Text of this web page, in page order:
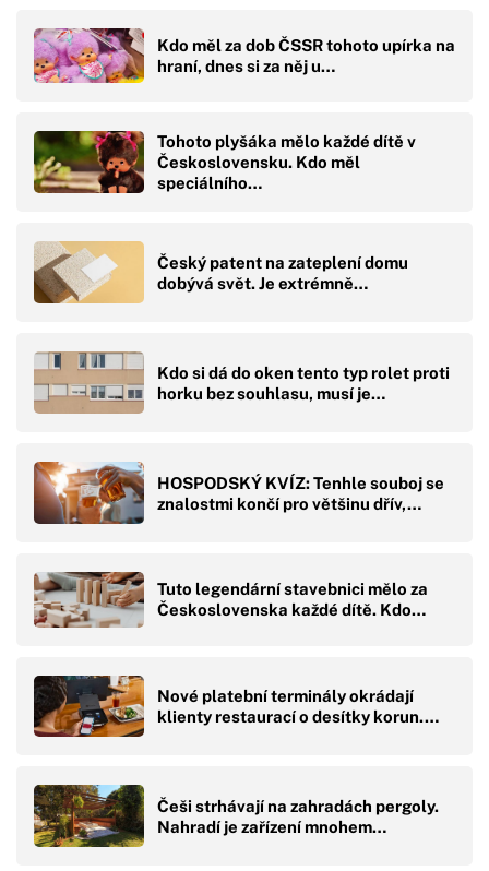
Kdo měl za dob ČSSR tohoto upírka na
hraní, dnes si za něj u…
Tohoto plyšáka mělo každé dítě v
Československu. Kdo měl
speciálního…
Český patent na zateplení domu
dobývá svět. Je extrémně…
Kdo si dá do oken tento typ rolet proti
horku bez souhlasu, musí je…
HOSPODSKÝ KVÍZ: Tenhle souboj se
znalostmi končí pro většinu dřív,…
Tuto legendární stavebnici mělo za
Československa každé dítě. Kdo…
Nové platební terminály okrádají
klienty restaurací o desítky korun.…
Češi strhávají na zahradách pergoly.
Nahradí je zařízení mnohem…